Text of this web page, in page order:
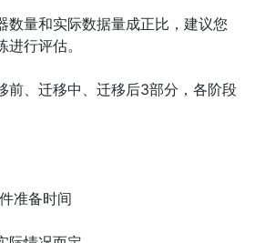
数量和实际数据量成正比，建议您
行评估。
前、迁移中、迁移后3部分，各阶段
准备时间